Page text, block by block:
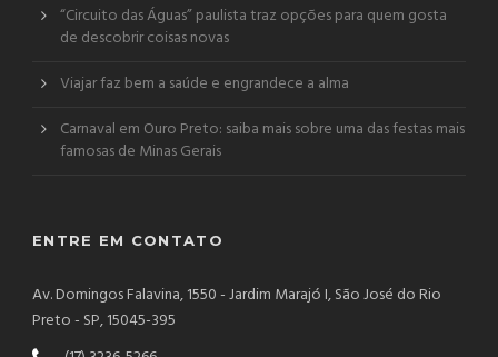
“Circuito das Águas” paulista traz opções para quem gosta
de descobrir coisas novas
Viajar faz bem a saúde e engrandece a alma
Carnaval em Ouro Preto: saiba mais sobre uma das festas mais
famosas de Minas Gerais
ENTRE EM CONTATO
Av. Domingos Falavina, 1550 - Jardim Marajó I, São José do Rio
Preto - SP, 15045-395